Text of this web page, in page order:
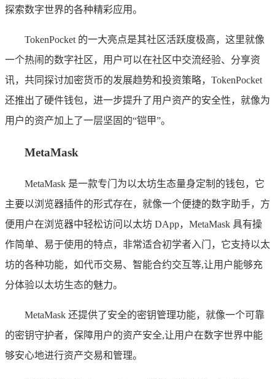
探索数字世界的各种精彩应用。
TokenPocket 的一大亮点是其社区活跃度极高，这里就像
一个热闹的数字社区，用户可以在社区中交流经验、分享资
讯，共同探讨加密货币的发展趋势和投资策略，TokenPocket
还推出了硬件钱包，进一步提升了用户资产的安全性，就像为
用户的资产加上了一层坚固的“铠甲”。
MetaMask
MetaMask 是一款专门为以太坊生态量身定制的钱包，它
主要以浏览器插件的形式存在，就像一个便捷的数字助手，方
便用户在浏览器中轻松访问以太坊 DApp，MetaMask 具有操
作简单、易于使用的特点，非常适合初学者入门，它支持以太
坊的各种功能，如代币交易、智能合约交互等,让用户能够充
分体验以太坊生态的魅力。
MetaMask 还提供了安全的密钥管理功能，就像一个可靠
的密钥守护者，保障用户的资产安全,让用户在数字世界中能
够安心地进行资产交易和管理。